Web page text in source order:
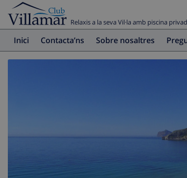
Relaxis a la seva Vil·la amb piscina
Inici Contacta’ns Sobre nosaltres